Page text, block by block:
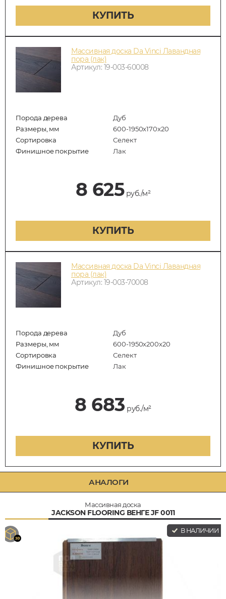
КУПИТЬ
Массивная доска Da Vinci Лавандная
пора (лак)
Артикул: 19-003-60008
Порода дерева
Дуб
Размеры, мм
600-1950x170x20
Сортировка
Селект
Финишное покрытие
Лак
8 625руб./м²
КУПИТЬ
Массивная доска Da Vinci Лавандная
пора (лак)
Артикул: 19-003-70008
Порода дерева
Дуб
Размеры, мм
600-1950x200x20
Сортировка
Селект
Финишное покрытие
Лак
8 683 руб./м²
КУПИТЬ
АНАЛОГИ
Массивная доска
JACKSON FLOORING ВЕНГЕ JF 0011
В НАЛИЧИИ